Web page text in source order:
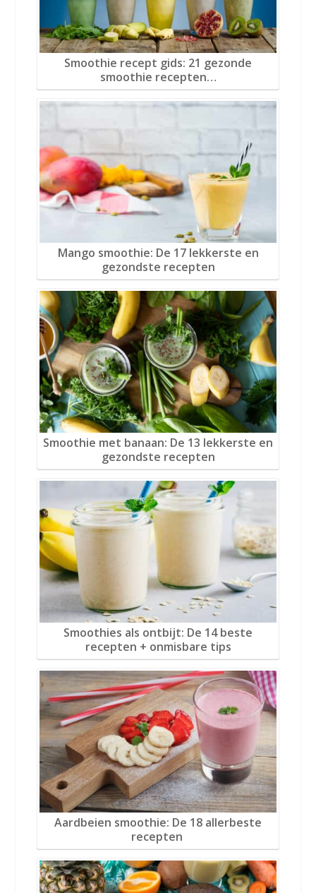
Smoothie recept gids: 21 gezonde
smoothie recepten…
Mango smoothie: De 17 lekkerste en
gezondste recepten
Smoothie met banaan: De 13 lekkerste en
gezondste recepten
Smoothies als ontbijt: De 14 beste
recepten + onmisbare tips
Aardbeien smoothie: De 18 allerbeste
recepten